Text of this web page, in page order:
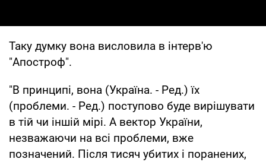
Таку думку вона висловила в інтерв'ю
"Апостроф".
"В принципі, вона (Україна. - Ред.) їх
(проблеми. - Ред.) поступово буде вирішувати
в тій чи іншій мірі. А вектор України,
незважаючи на всі проблеми, вже
позначений. Після тисяч убитих і поранених,